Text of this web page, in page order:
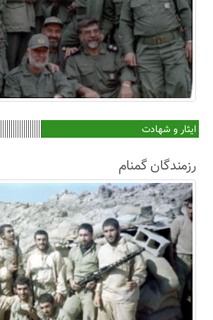
ایثار و شهادت
رزمندگان گمنام